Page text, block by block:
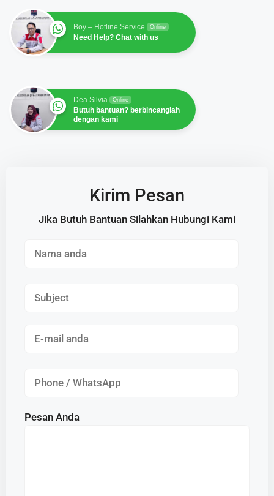
Boy – Hotline Service Online
Need Help? Chat with us
Dea Silvia Online
Butuh bantuan? berbincanglah
dengan kami
Kirim Pesan
Jika Butuh Bantuan Silahkan Hubungi Kami
Pesan Anda